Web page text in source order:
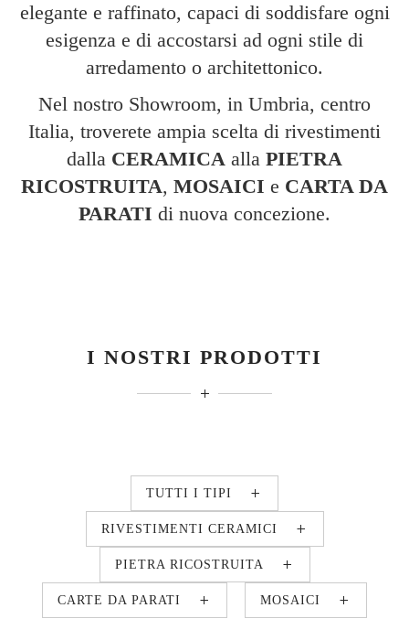
elegante e raffinato, capaci di soddisfare ogni
esigenza e di accostarsi ad ogni stile di
arredamento o architettonico.
Nel nostro Showroom, in Umbria, centro
Italia, troverete ampia scelta di rivestimenti
dalla CERAMICA alla PIETRA
RICOSTRUITA, MOSAICI e CARTA DA
PARATI di nuova concezione.
I NOSTRI PRODOTTI
TUTTI I TIPI
RIVESTIMENTI CERAMICI
PIETRA RICOSTRUITA
CARTE DA PARATI MOSAICI